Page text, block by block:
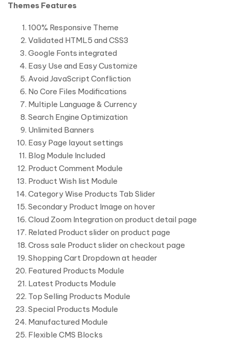
Themes Features
100% Responsive Theme
Validated HTML5 and CSS3
Google Fonts integrated
Easy Use and Easy Customize
Avoid JavaScript Confliction
No Core Files Modifications
Multiple Language & Currency
Search Engine Optimization
Unlimited Banners
Easy Page layout settings
Blog Module Included
Product Comment Module
Product Wish list Module
Category Wise Products Tab Slider
Secondary Product Image on hover
Cloud Zoom Integration on product detail page
Related Product slider on product page
Cross sale Product slider on checkout page
Shopping Cart Dropdown at header
Featured Products Module
Latest Products Module
Top Selling Products Module
Special Products Module
Manufactured Module
Flexible CMS Blocks